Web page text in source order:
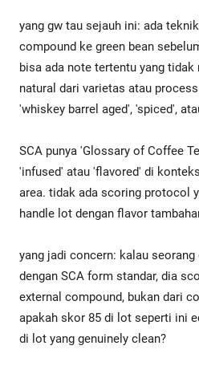
yang gw tau sejauh ini: ada
compound ke green bean
bisa ada note tertentu yang tidak
natural dari varietas atau
'whiskey barrel aged', 'spiced',
SCA punya 'Glossary of Coffee
'infused' atau 'flavored' di
area. tidak ada scoring protocol
handle lot dengan flavor
yang jadi concern: kalau
dengan SCA form standar, dia
external compound, bukan dari
apakah skor 85 di lot seperti ini
di lot yang genuinely clean?